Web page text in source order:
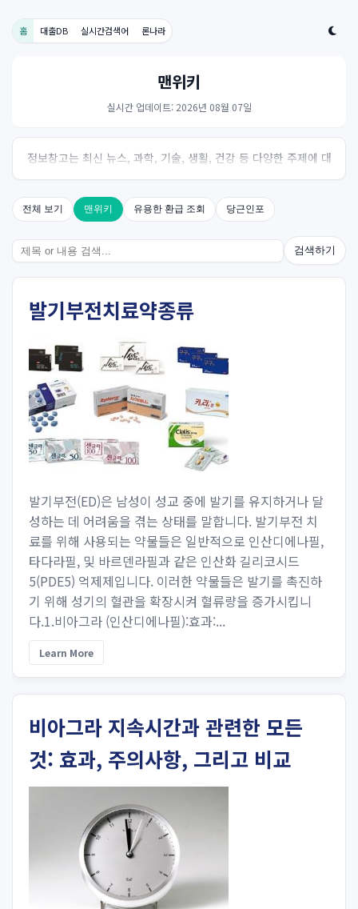
홈 대출DB 실시간검색어 론나라
맨위키
실시간 업데이트: 2026년 08월 07일
정보창고는 최신 뉴스, 과학, 기술, 생활, 건강 등 다양한 주제에 대
한 신뢰성 있는 정보를 제공하는 온라인 자료실입니다.
전체 보기 맨위키 유용한 환급 조회 당근인포
검색하기
발기부전치료약종류
발기부전(ED)은 남성이 성교 중에 발기를 유지하거나 달
성하는 데 어려움을 겪는 상태를 말합니다. 발기부전 치
료를 위해 사용되는 약물들은 일반적으로 인산디에나필,
타다라필, 및 바르덴라필과 같은 인산화 길리코시드
5(PDE5) 억제제입니다. 이러한 약물들은 발기를 촉진하
기 위해 성기의 혈관을 확장시켜 혈류량을 증가시킵니
다.1.비아그라 (인산디에나필):효과:...
Learn More
비아그라 지속시간과 관련한 모든
것: 효과, 주의사항, 그리고 비교